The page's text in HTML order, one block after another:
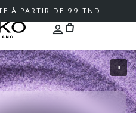
À PARTIR DE 99 TND